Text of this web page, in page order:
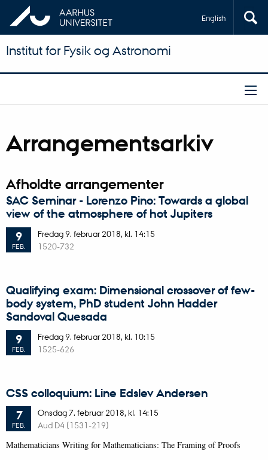
English
Institut for Fysik og Astronomi
Arrangementsarkiv
Afholdte arrangementer
SAC Seminar - Lorenzo Pino: Towards a global
view of the atmosphere of hot Jupiters
9
FEB.
Fredag9. februar 2018, kl. 14:15
1520-732
Qualifying exam: Dimensional crossover of few-
body system, PhD student John Hadder
Sandoval Quesada
9
FEB.
Fredag9. februar 2018, kl. 10:15
1525-626
CSS colloquium: Line Edslev Andersen
7
FEB.
Onsdag7. februar 2018, kl. 14:15
Aud D4 (1531-219)
Mathematicians Writing for Mathematicians: The Framing of Proofs